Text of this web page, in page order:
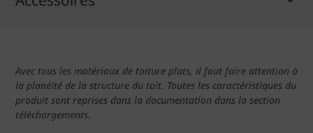
Avec tous les matériaux de toiture plats, il faut faire attention à
la planéité de la structure du toit. Toutes les caractéristiques du
produit sont reprises dans la documentation dans la section
téléchargements.